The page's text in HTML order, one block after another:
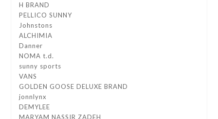
H BRAND
PELLICO SUNNY
Johnstons
ALCHIMIA
Danner
NOMA t.d.
sunny sports
VANS
GOLDEN GOOSE DELUXE BRAND
jonnlynx
DEMYLEE
MARYAM NASSIR ZADEH